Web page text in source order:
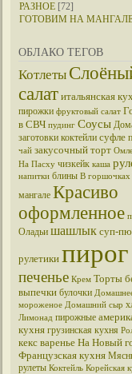
РАЗНОЕ [72]
ГОТОВИМ НА
ОБЛАКО ТЕГОВ
Котлеты
салат итальянская
пирожки фруктовый салат
в СВЧ пудинг Соусы
заготовки коктейли суфле
чай закусочный торт
На Пасху чизкейк каша
напитки блины В горшочках
мангале Красиво
оформленное
Оладьи шашлык суп-
рулетики пирог
печенье Крем Торты
выпечки булочки
мороженое Домашний сыр
Лимонад пирожные
кухня грузинская кухня
кекс варенье На Новый
Французская кухня
рулеты Коктейль Корейская